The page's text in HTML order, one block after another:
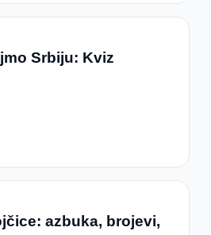
Srbiju: Kviz
azbuka, brojevi,